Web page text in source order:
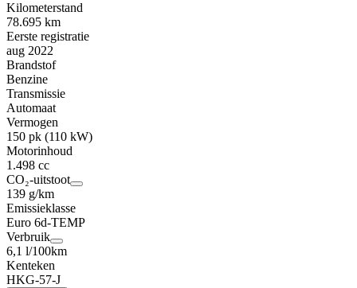
Kilometerstand
78.695 km
Eerste registratie
aug 2022
Brandstof
Benzine
Transmissie
Automaat
Vermogen
150 pk (110 kW)
Motorinhoud
1.498 cc
CO₂-uitstoot
139 g/km
Emissieklasse
Euro 6d-TEMP
Verbruik
6,1 l/100km
Kenteken
HKG-57-J